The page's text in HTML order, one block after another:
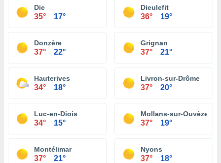
Die
35° 17°
Dieulefit
36° 19°
Donzère
37° 22°
Grignan
37° 21°
Hauterives
34° 18°
Livron-sur-Drôme
37° 20°
Luc-en-Diois
34° 15°
Mollans-sur-Ouvèze
37° 19°
Montélimar
37° 21°
Nyons
37° 18°